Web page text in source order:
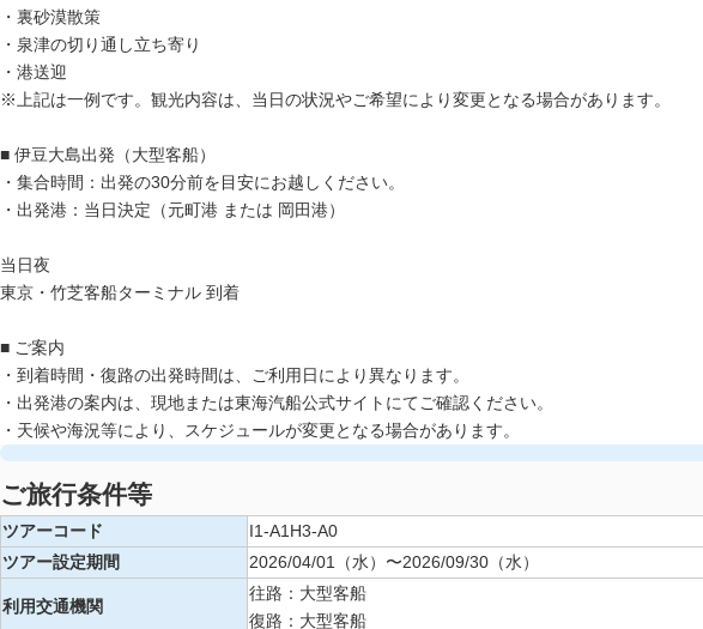
・裏砂漠散策
・泉津の切り通し立ち寄り
・港送迎
※上記は一例です。観光内容は、当日の状況やご希望により変更となる場合があります。
■ 伊豆大島出発（大型客船）
・集合時間：出発の30分前を目安にお越しください。
・出発港：当日決定（元町港 または 岡田港）
当日夜
東京・竹芝客船ターミナル 到着
■ ご案内
・到着時間・復路の出発時間は、ご利用日により異なります。
・出発港の案内は、現地または東海汽船公式サイトにてご確認ください。
・天候や海況等により、スケジュールが変更となる場合があります。
ご旅行条件等
ツアーコード
I1-A1H3-A0
ツアー設定期間
2026/04/01（水）〜2026/09/30（水）
利用交通機関
往路：大型客船
復路：大型客船